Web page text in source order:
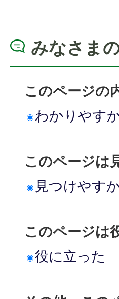
みなさま
このページの
わかりやす
このページは
見つけやす
このページは
役に立った